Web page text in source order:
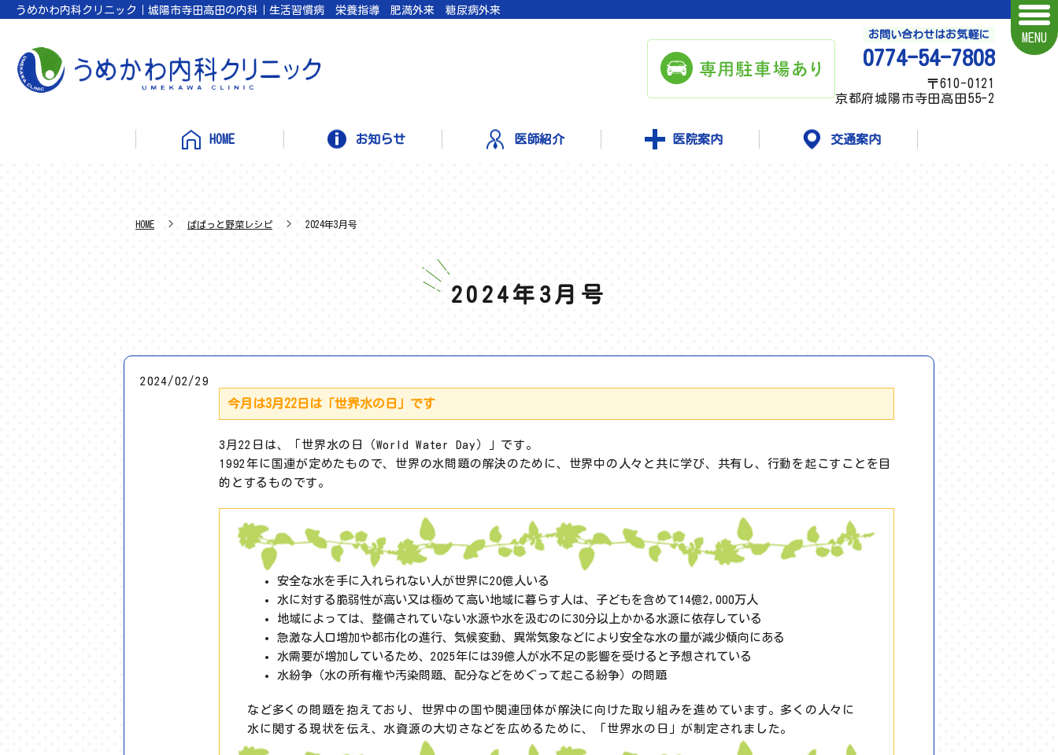
うめかわ内科クリニック｜城陽市寺田高田の内科｜生活習慣病 栄養指導 肥満外来 糖尿病外来
お問い合わせはお気軽に
0774-54-7808
〒610-0121
京都府城陽市寺田高田55-2
MENU
HOME お知らせ 医師紹介 医院案内 交通案内
HOME ぱぱっと野菜レシピ 2024年3月号
2024年3月号
2024/02/29
今月は3月22日は「世界水の日」です
3月22日は、「世界水の日（World Water Day）」です。
1992年に国連が定めたもので、世界の水問題の解決のために、世界中の人々と共に学び、共有し、行動を起こすことを目
的とするものです。
安全な水を手に入れられない人が世界に20億人いる
水に対する脆弱性が高い又は極めて高い地域に暮らす人は、子どもを含めて14億2,000万人
地域によっては、整備されていない水源や水を汲むのに30分以上かかる水源に依存している
急激な人口増加や都市化の進行、気候変動、異常気象などにより安全な水の量が減少傾向にある
水需要が増加しているため、2025年には39億人が水不足の影響を受けると予想されている
水紛争（水の所有権や汚染問題、配分などをめぐって起こる紛争）の問題
など多くの問題を抱えており、世界中の国や関連団体が解決に向けた取り組みを進めています。多くの人々に
水に関する現状を伝え、水資源の大切さなどを広めるために、「世界水の日」が制定されました。